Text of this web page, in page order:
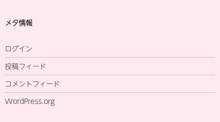
メタ情報
ログイン
投稿フィード
コメントフィード
WordPress.org